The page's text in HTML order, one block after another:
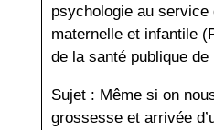
psychologie au service
maternelle et infantile
de la santé publique de
Sujet : Même si on
grossesse et arrivée